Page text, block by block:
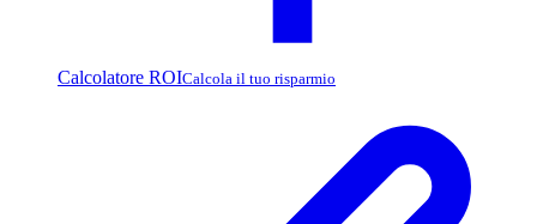
Calcolatore ROICalcola il tuo risparmio